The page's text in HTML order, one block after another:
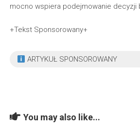
mocno wspiera podejmowanie decyzji
+Tekst Sponsorowany+
ARTYKUŁ SPONSOROWANY
You may also like...